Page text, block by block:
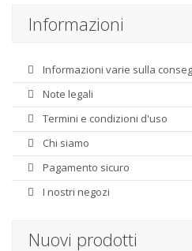
Informazioni
Informazioni varie sulla
Note legali
Termini e condizioni d'uso
Chi siamo
Pagamento sicuro
I nostri negozi
Nuovi prodotti